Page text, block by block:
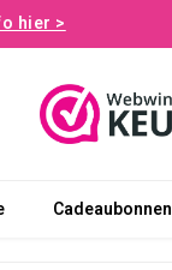
hier >
Cadeaubonnen